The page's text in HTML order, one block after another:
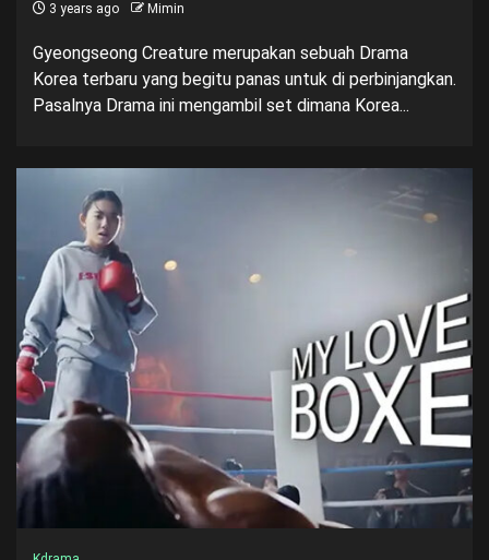
3 years ago Mimin
Gyeongseong Creature merupakan sebuah Drama
Korea terbaru yang begitu panas untuk di perbinjangkan.
Pasalnya Drama ini mengambil set dimana Korea...